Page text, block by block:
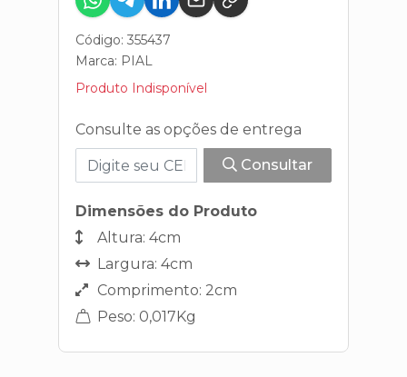
Código: 355437
Marca: PIAL
Produto Indisponível
Consulte as opções de entrega
Consultar
Dimensões do Produto
Altura: 4cm
Largura: 4cm
Comprimento: 2cm
Peso: 0,017Kg